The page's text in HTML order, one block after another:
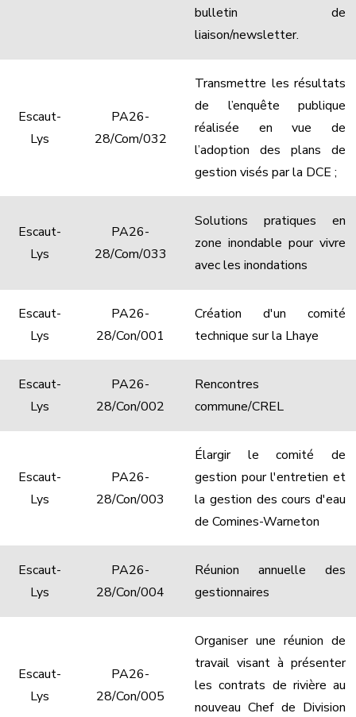
bulletin de
liaison/newsletter.
Escaut-
Lys
PA26-
28/Com/032
Transmettre les résultats
de l’enquête publique
réalisée en vue de
l’adoption des plans de
gestion visés par la DCE ;
Escaut-
Lys
PA26-
28/Com/033
Solutions pratiques en
zone inondable pour vivre
avec les inondations
Escaut-
Lys
PA26-
28/Con/001
Création d'un comité
technique sur la Lhaye
Escaut-
Lys
PA26-
28/Con/002
Rencontres
commune/CREL
Escaut-
Lys
PA26-
28/Con/003
Élargir le comité de
gestion pour l'entretien et
la gestion des cours d'eau
de Comines-Warneton
Escaut-
Lys
PA26-
28/Con/004
Réunion annuelle des
gestionnaires
Escaut-
Lys
PA26-
28/Con/005
Organiser une réunion de
travail visant à présenter
les contrats de rivière au
nouveau Chef de Division